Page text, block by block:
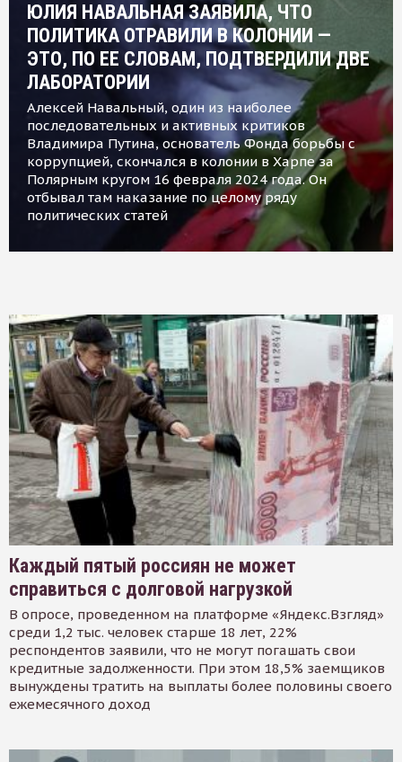
ЮЛИЯ НАВАЛЬНАЯ ЗАЯВИЛА, ЧТО
ПОЛИТИКА ОТРАВИЛИ В КОЛОНИИ —
ЭТО, ПО ЕЕ СЛОВАМ, ПОДТВЕРДИЛИ ДВЕ
ЛАБОРАТОРИИ
Алексей Навальный, один из наиболее
последовательных и активных критиков
Владимира Путина, основатель Фонда борьбы с
коррупцией, скончался в колонии в Харпе за
Полярным кругом 16 февраля 2024 года. Он
отбывал там наказание по целому ряду
политических статей
Каждый пятый россиян не может
справиться с долговой нагрузкой
В опросе, проведенном на платформе «Яндекс.Взгляд»
среди 1,2 тыс. человек старше 18 лет, 22%
респондентов заявили, что не могут погашать свои
кредитные задолженности. При этом 18,5% заемщиков
вынуждены тратить на выплаты более половины своего
ежемесячного доход